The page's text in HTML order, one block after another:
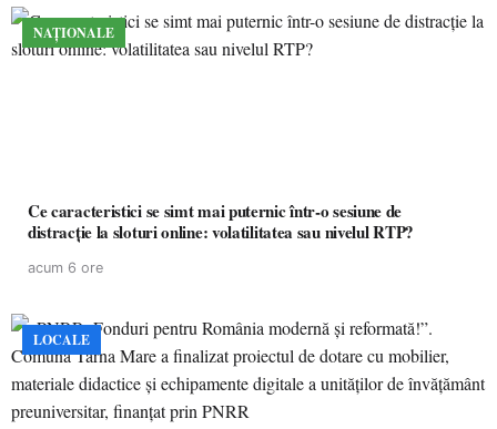
NAȚIONALE
Ce caracteristici se simt mai puternic într-o sesiune de
distracție la sloturi online: volatilitatea sau nivelul RTP?
acum 6 ore
LOCALE